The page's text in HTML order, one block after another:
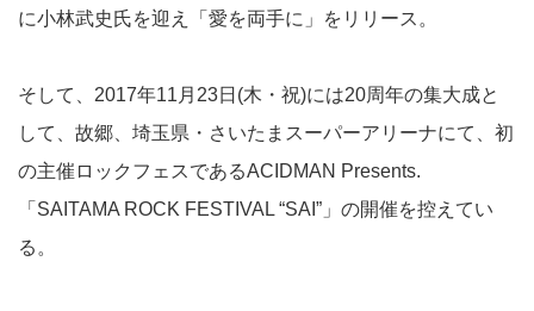
に小林武史氏を迎え「愛を両手に」をリリース。
そして、2017年11月23日(木・祝)には20周年の集大成と
して、故郷、埼玉県・さいたまスーパーアリーナにて、初
の主催ロックフェスであるACIDMAN Presents.
「SAITAMA ROCK FESTIVAL “SAI”」の開催を控えてい
る。